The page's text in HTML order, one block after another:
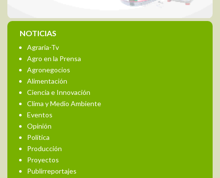
NOTICIAS
Agraria-Tv
Agro en la Prensa
Agronegocios
Alimentación
Ciencia e Innovación
Clima y Medio Ambiente
Eventos
Opinión
Política
Producción
Proyectos
Publirreportajes